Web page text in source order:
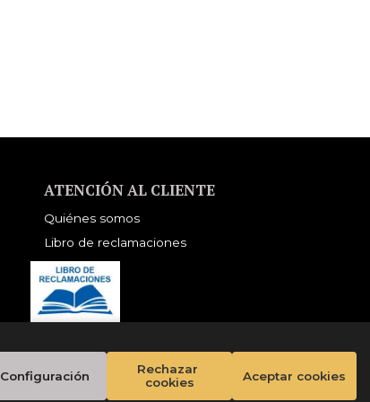
ATENCIÓN AL CLIENTE
Quiénes somos
Libro de reclamaciones
Configuración
Rechazar
cookies
Aceptar cookies